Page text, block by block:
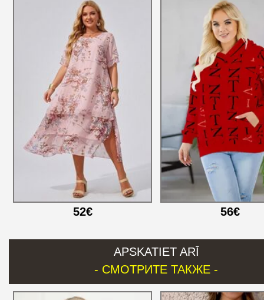
52€ 56€
APSKATIET ARĪ
- СМОТРИТЕ ТАКЖЕ -